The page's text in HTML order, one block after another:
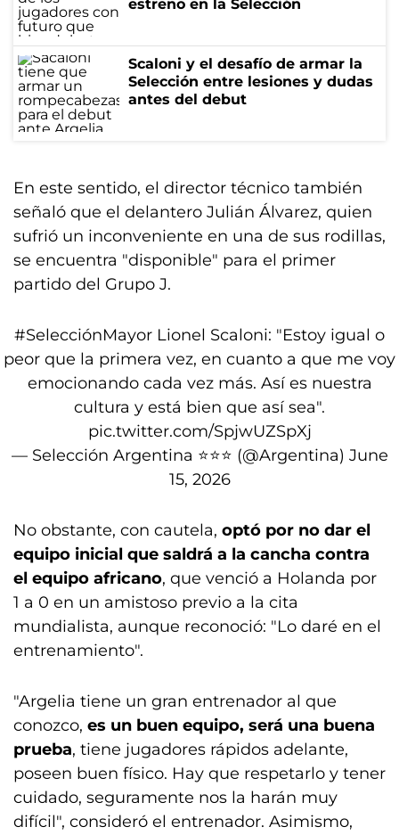
estreno en la Selección
Scaloni y el desafío de armar la
Selección entre lesiones y dudas
antes del debut
En este sentido, el director técnico también
señaló que el delantero Julián Álvarez, quien
sufrió un inconveniente en una de sus rodillas,
se encuentra "disponible" para el primer
partido del Grupo J.
#SelecciónMayor Lionel Scaloni: "Estoy igual o
peor que la primera vez, en cuanto a que me voy
emocionando cada vez más. Así es nuestra
cultura y está bien que así sea".
pic.twitter.com/SpjwUZSpXj
— Selección Argentina ⭐⭐⭐ (@Argentina) June
15, 2026
No obstante, con cautela, optó por no dar el
equipo inicial que saldrá a la cancha contra
el equipo africano, que venció a Holanda por
1 a 0 en un amistoso previo a la cita
mundialista, aunque reconoció: "Lo daré en el
entrenamiento".
"Argelia tiene un gran entrenador al que
conozco, es un buen equipo, será una buena
prueba, tiene jugadores rápidos adelante,
poseen buen físico. Hay que respetarlo y tener
cuidado, seguramente nos la harán muy
difícil", consideró el entrenador. Asimismo,